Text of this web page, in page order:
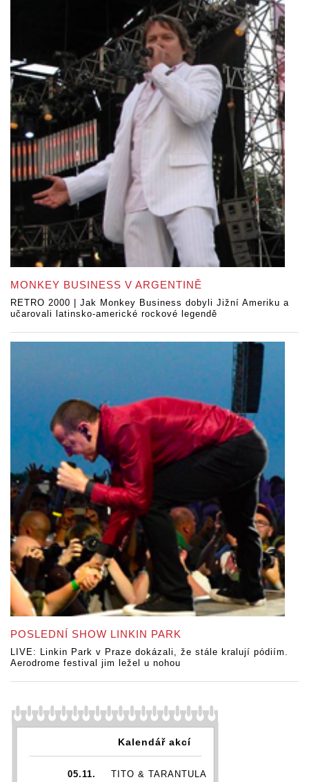
MONKEY BUSINESS V ARGENTINĚ
RETRO 2000 | Jak Monkey Business dobyli Jižní Ameriku a
učarovali latinsko-americké rockové legendě
POSLEDNÍ SHOW LINKIN PARK
LIVE: Linkin Park v Praze dokázali, že stále kralují pódiím.
Aerodrome festival jim ležel u nohou
Kalendář akcí
05.11. TITO & TARANTULA